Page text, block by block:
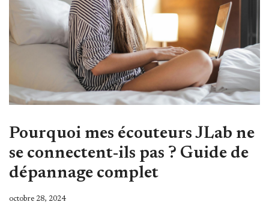
Pourquoi mes écouteurs JLab ne
se connectent-ils pas ? Guide de
dépannage complet
octobre 28, 2024